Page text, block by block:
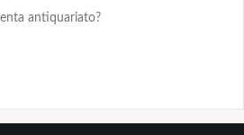
antiquariato?